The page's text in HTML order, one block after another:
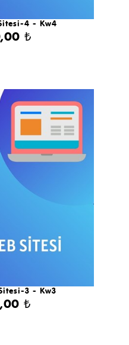
4 - Kw4
₺
3 - Kw3
₺